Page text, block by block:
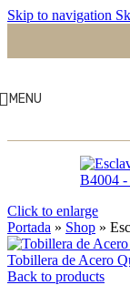
Skip to navigation
MENU
Click to enlarge
Portada » Shop »
Tobillera de Acero
Back to products